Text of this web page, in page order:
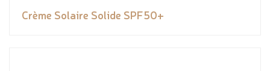
Crème Solaire Solide SPF50+